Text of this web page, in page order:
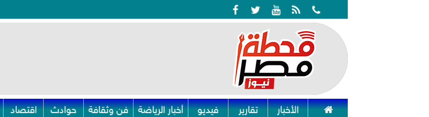
    
 الأخبار تقارير فيديو أخبار الرياضة فن وثقافة حوادث اقتصاد